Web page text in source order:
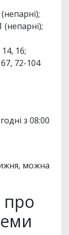
(непарні);
16;
72-104
з 08:00
можна
про